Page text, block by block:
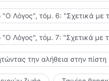
"Ο Λόγος", τόμ. 6: "Σχετικά με
"Ο Λόγος", τόμ. 7: "Σχετικά με
την αλήθεια στην πίστη